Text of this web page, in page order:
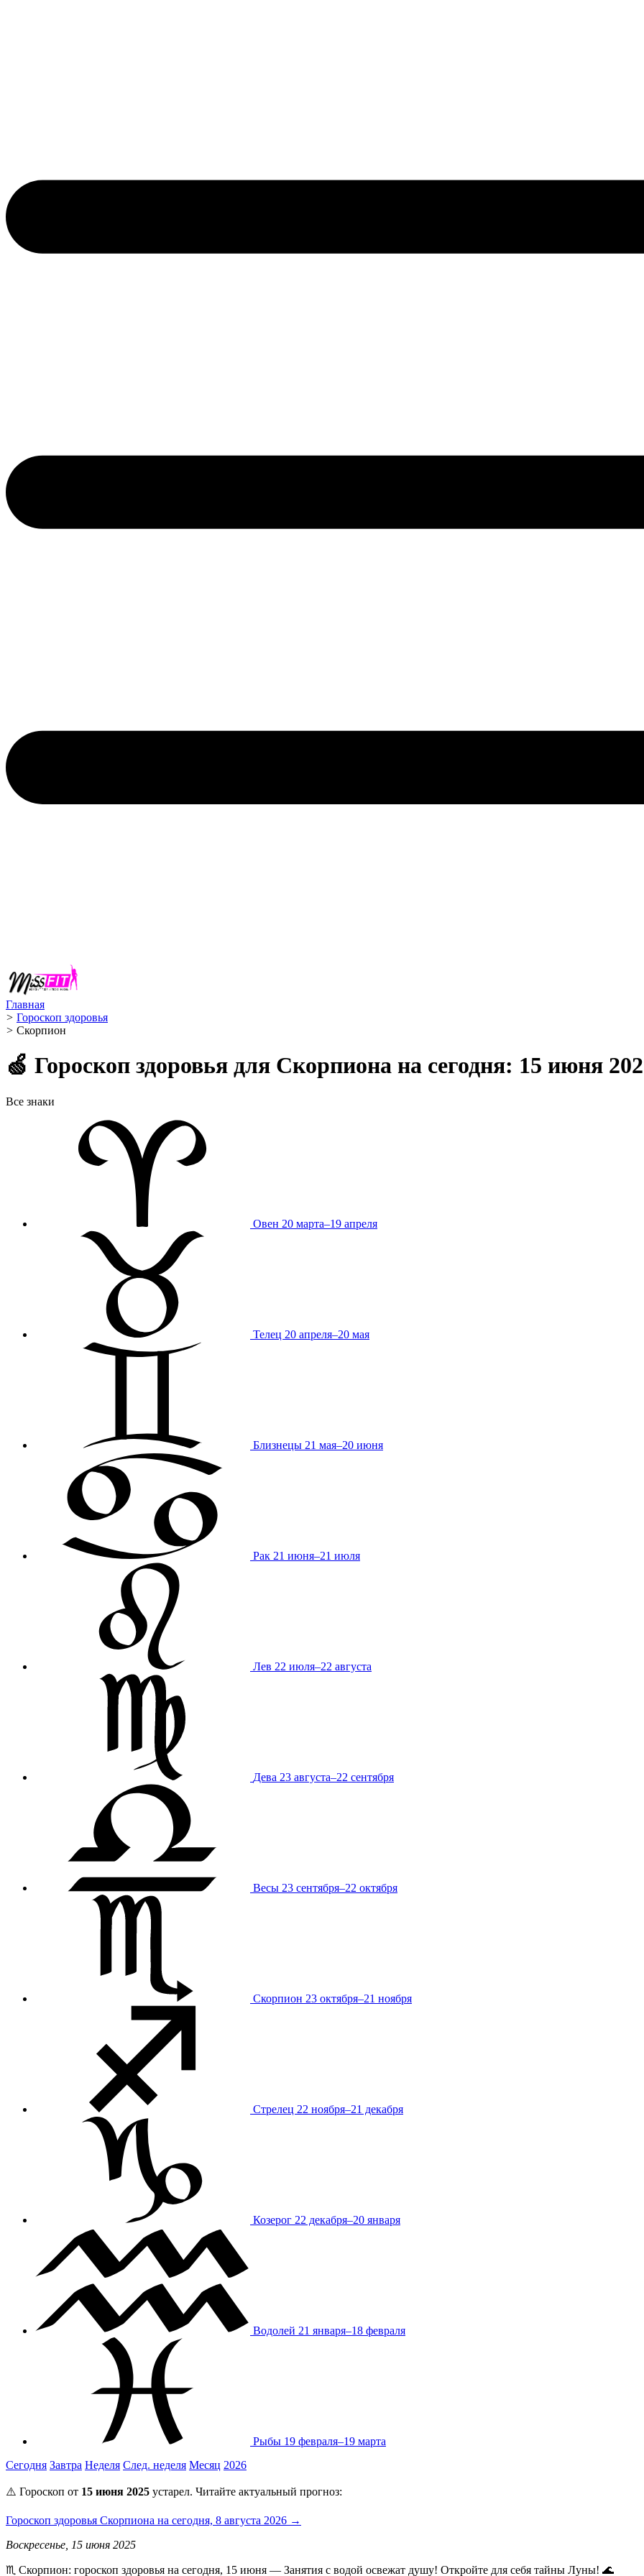
Главная
> Гороскоп здоровья
> Скорпион ️
🍏 Гороскоп здоровья для Скорпиона на сегодня: 15 июня
Все знаки
Овен 20 марта–19 апреля
Телец 20 апреля–20 мая
Близнецы 21 мая–20 июня
Рак 21 июня–21 июля
Лев 22 июля–22 августа
Дева 23 августа–22 сентября
Весы 23 сентября–22 октября
Скорпион 23 октября–21 ноября
Стрелец 22 ноября–21 декабря
Козерог 22 декабря–20 января
Водолей 21 января–18 февраля
Рыбы 19 февраля–19 марта
Сегодня Завтра Неделя След. неделя Месяц 2026
⚠️ Гороскоп от 15 июня 2025 устарел. Читайте актуальный прогноз:
Гороскоп здоровья Скорпиона на сегодня, 8 августа 2026 →
Воскресенье, 15 июня 2025
♏️ Скорпион: гороскоп здоровья на сегодня, 15 июня — Занятия с водой освежат душу! Откройте для себя тайны Луны! 🌊